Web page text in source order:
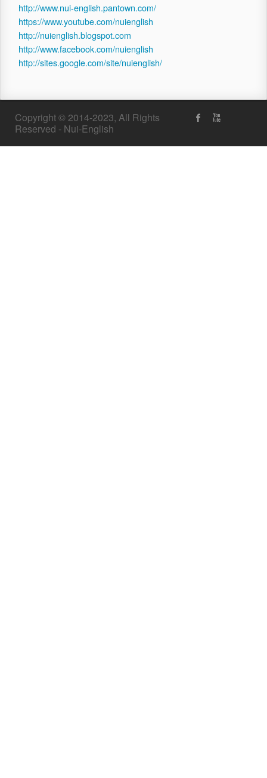
http://www.nui-english.pantown.com/
https://www.youtube.com/nuienglish
http://nuienglish.blogspot.com
http://www.facebook.com/nuienglish
http://sites.google.com/site/nuienglish/
Copyright © 2014-2023, All Rights
Reserved - Nui-English